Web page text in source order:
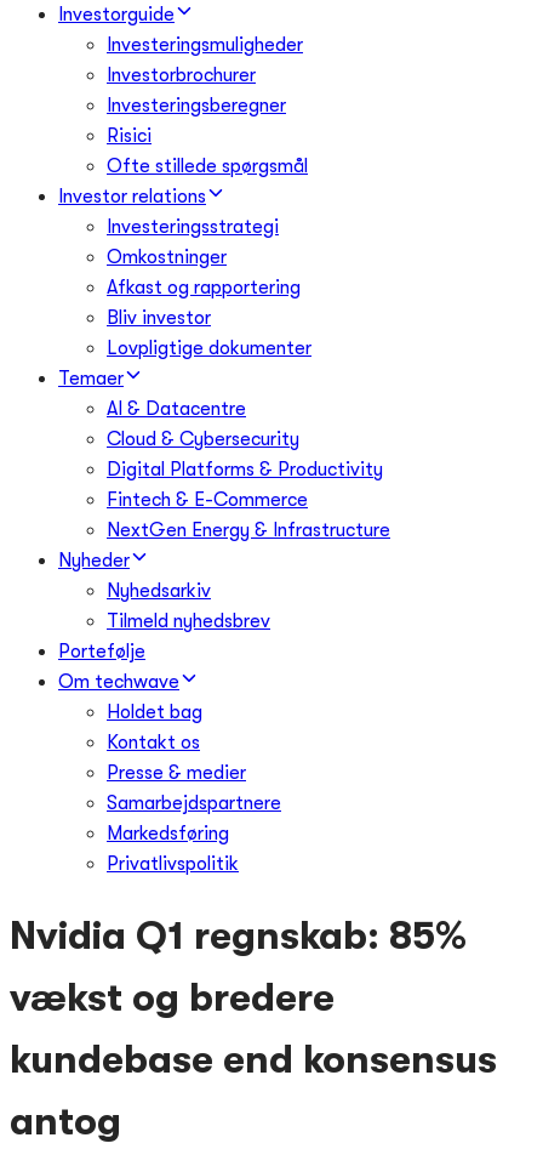
Investorguide
Investeringsmuligheder
Investorbrochurer
Investeringsberegner
Risici
Ofte stillede spørgsmål
Investor relations
Investeringsstrategi
Omkostninger
Afkast og rapportering
Bliv investor
Lovpligtige dokumenter
Temaer
AI & Datacentre
Cloud & Cybersecurity
Digital Platforms & Productivity
Fintech & E-Commerce
NextGen Energy & Infrastructure
Nyheder
Nyhedsarkiv
Tilmeld nyhedsbrev
Portefølje
Om techwave
Holdet bag
Kontakt os
Presse & medier
Samarbejdspartnere
Markedsføring
Privatlivspolitik
Nvidia Q1 regnskab: 85%
vækst og bredere
kundebase end konsensus
antog